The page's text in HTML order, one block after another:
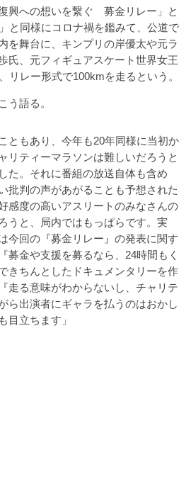
興への想いを繋ぐ 募金リレー」と
と同様にコロナ禍を鑑みて、公道で
を舞台に、キンプリの岸優太や元ラ
氏、元フィギュアスケート世界女王
リレー形式で100kmを走るという。
う語る。
ともあり、今年も20年同様に当初か
リティーマラソンは難しいだろうと
た。それに番組の放送自体も含め
批判の声があがることも予想された
感度の高いアスリートのみなさんの
うと、局内ではもっぱらです。実
今回の『募金リレー』の発表に関す
募金や支援を募るなら、24時間もく
きちんとしたドキュメンタリーを作
走る意味がわからないし、チャリテ
ら出演者にギャラを払うのはおかし
目立ちます」